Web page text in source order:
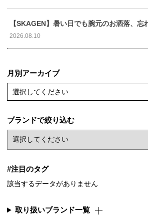
【SKAGEN】暑い日でも腕元のお洒落、
2026.08.10
月別アーカイブ
選択してください
ブランドで絞り込む
#注目のタグ
該当するデータがありません
取り扱いブランド一覧